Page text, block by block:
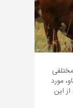
مورد
این